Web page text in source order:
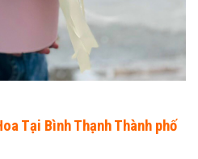
Tại Bình Thạnh Thành phố